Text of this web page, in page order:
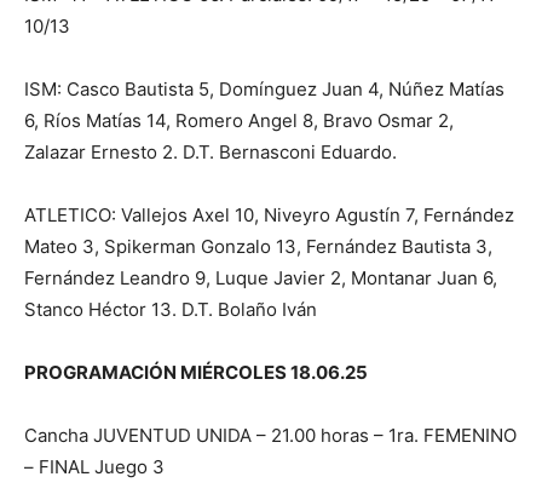
10/13
ISM: Casco Bautista 5, Domínguez Juan 4, Núñez Matías
6, Ríos Matías 14, Romero Angel 8, Bravo Osmar 2,
Zalazar Ernesto 2. D.T. Bernasconi Eduardo.
ATLETICO: Vallejos Axel 10, Niveyro Agustín 7, Fernández
Mateo 3, Spikerman Gonzalo 13, Fernández Bautista 3,
Fernández Leandro 9, Luque Javier 2, Montanar Juan 6,
Stanco Héctor 13. D.T. Bolaño Iván
PROGRAMACIÓN MIÉRCOLES 18.06.25
Cancha JUVENTUD UNIDA – 21.00 horas – 1ra. FEMENINO
– FINAL Juego 3